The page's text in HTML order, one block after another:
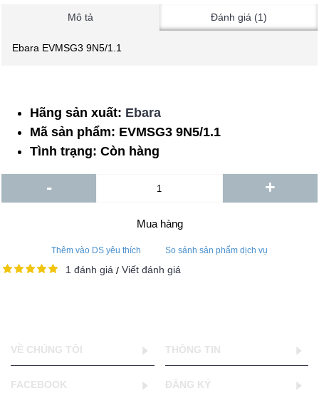
Mô tả Đánh giá (1)
Ebara EVMSG3 9N5/1.1
Hãng sản xuất: Ebara
Mã sản phẩm: EVMSG3 9N5/1.1
Tình trạng: Còn hàng
- +
Mua hàng
Thêm vào DS yêu thích So sánh sản phẩm dịch vụ
1 đánh giá / Viết đánh giá
VỀ CHÚNG TÔI THÔNG TIN
FACEBOOK ĐĂNG KÝ